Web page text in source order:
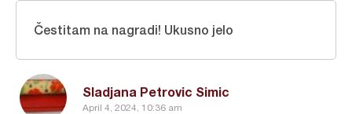
Sladjana Petrovic Simic
April 4, 2024, 10:36 am
Čestitam na nagradi! Ukusno jelo